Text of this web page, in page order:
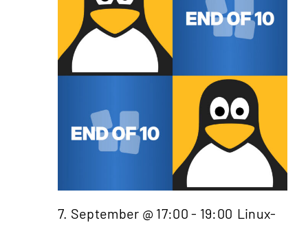
7. September @ 17:00 - 19:00 Linux-